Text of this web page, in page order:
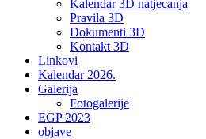
Kalendar 3D natjecanja
Pravila 3D
Dokumenti 3D
Kontakt 3D
Linkovi
Kalendar 2026.
Galerija
Fotogalerije
EGP 2023
objave